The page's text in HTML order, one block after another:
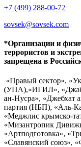
+7 (499) 288-00-72
sovsek@sovsek.com
*Организации и
террористов и
запрещена в
«Правый сектор»,
(УПА),«ИГИЛ»,
ан-Нусра», «Джебхат
партия (НБП), «Аль-
«Меджлис крымско-
«Мизантропик
«Артподготовка»,
«Славянский союз»,